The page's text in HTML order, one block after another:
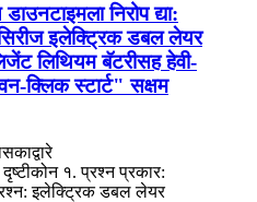
निरोप द्या:
इलेक्ट्रिक डबल लेयर
लिथियम बॅटरीसह हेवी-
क्लिक स्टार्ट" सक्षम
१. प्रश्न प्रकार:
इलेक्ट्रिक डबल लेयर